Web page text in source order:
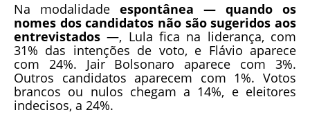
Na modalidade espontânea — quando os
nomes dos candidatos não são sugeridos aos
entrevistados —, Lula fica na liderança, com
31% das intenções de voto, e Flávio aparece
com 24%. Jair Bolsonaro aparece com 3%.
Outros candidatos aparecem com 1%. Votos
brancos ou nulos chegam a 14%, e eleitores
indecisos, a 24%.